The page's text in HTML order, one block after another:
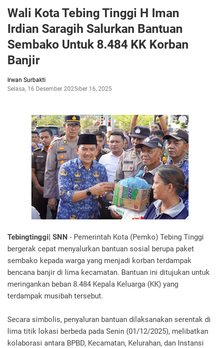
Wali Kota Tebing Tinggi H Iman
Irdian Saragih Salurkan Bantuan
Sembako Untuk 8.484 KK Korban
Banjir
Irwan Surbakti
Selasa, 16 Desember 2025Desember 16, 2025
Tebingtinggi| SNN - Pemerintah Kota (Pemko) Tebing Tinggi
bergerak cepat menyalurkan bantuan sosial berupa paket
sembako kepada warga yang menjadi korban terdampak
bencana banjir di lima kecamatan. Bantuan ini ditujukan untuk
meringankan beban 8.484 Kepala Keluarga (KK) yang
terdampak musibah tersebut.
Secara simbolis, penyaluran bantuan dilaksanakan serentak di
lima titik lokasi berbeda pada Senin (01/12/2025), melibatkan
kolaborasi antara BPBD, Kecamatan, Kelurahan, dan Instansi